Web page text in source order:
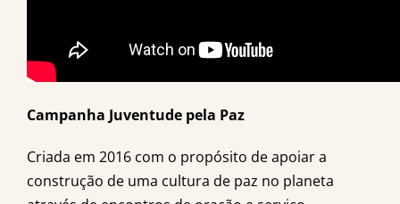
Campanha Juventude pela Paz
Criada em 2016 com o propósito de apoiar a
construção de uma cultura de paz no planeta